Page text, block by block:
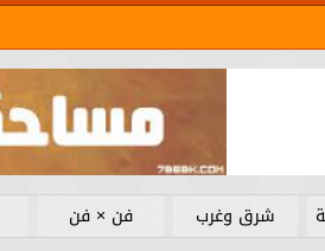
شرق وغرب فن × فن